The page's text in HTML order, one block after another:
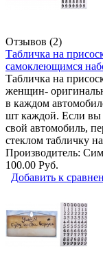
Отзывов (2)
Табличка на
самоклеющимся
Табличка на
женщин-
в каждом
шт каждой. Если вы
свой автомобиль,
стеклом табличку
Производитель:
100.00 Руб.
Добавить к